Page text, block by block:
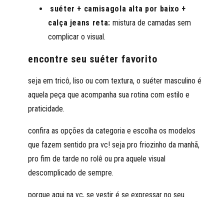
suéter + camisagola alta por baixo +
calça jeans reta: mistura de camadas sem
complicar o visual.
encontre seu suéter favorito
seja em tricô, liso ou com textura, o suéter masculino é
aquela peça que acompanha sua rotina com estilo e
praticidade.
confira as opções da categoria e escolha os modelos
que fazem sentido pra vc! seja pro friozinho da manhã,
pro fim de tarde no rolê ou pra aquele visual
descomplicado de sempre.
porque aqui na yc, se vestir é se expressar no seu